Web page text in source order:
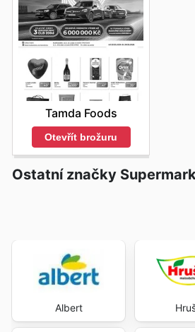
Tamda Foods
Otevřít brožuru
Ostatní značky
Albert